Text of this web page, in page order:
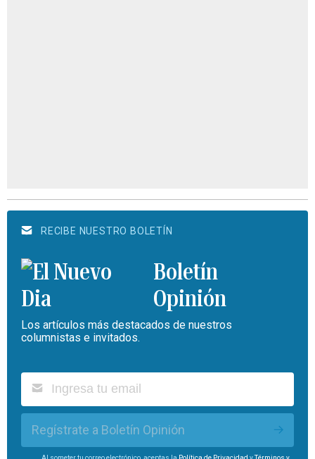
RECIBE NUESTRO BOLETÍN
Boletín
Opinión
Los artículos más destacados de nuestros
columnistas e invitados.
Regístrate a Boletín Opinión